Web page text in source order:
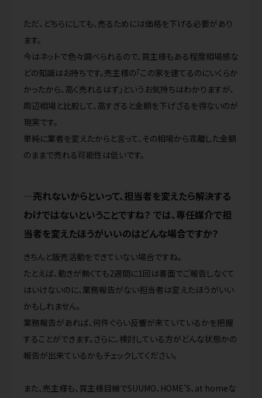
ただ、どちらにしても、売るためには価格を下げる必要があり
ます。
今はネットで色々調べられるので、買主様もある程度相場感な
どの知識はお持ちです。売主様の「この家を建てるのにいくらか
かったから、高く売れるはず」というお気持ちはわかりますが、
周辺相場と比較して、高すぎると金額を下げざるを得ないのが
現実です。
単純に業者を変えたからと言って、その相場から乖離した金額
のままで売れる可能性は低いです。
売れないからといって、担当者を変えたら解決する
わけではないということですね？ では、専任媒介で担
当者を変えたほうがいいのはどんな場合ですか？
きちんと販売活動をできていない場合ですね。
たとえば、動きが無くても2週間に1回は書面でご報告しなくて
はいけないのに、業務報告がない担当者は変えたほうがいい
かもしれません。
業務報告があれば、何件ぐらい反響が来ていているかを把握
することができます。さらに、検討している方がどんな状態かの
報告が出来ているかもチェックしてください。
また、売主様も、買主様目線でSUUMO、HOME’S、at homeな